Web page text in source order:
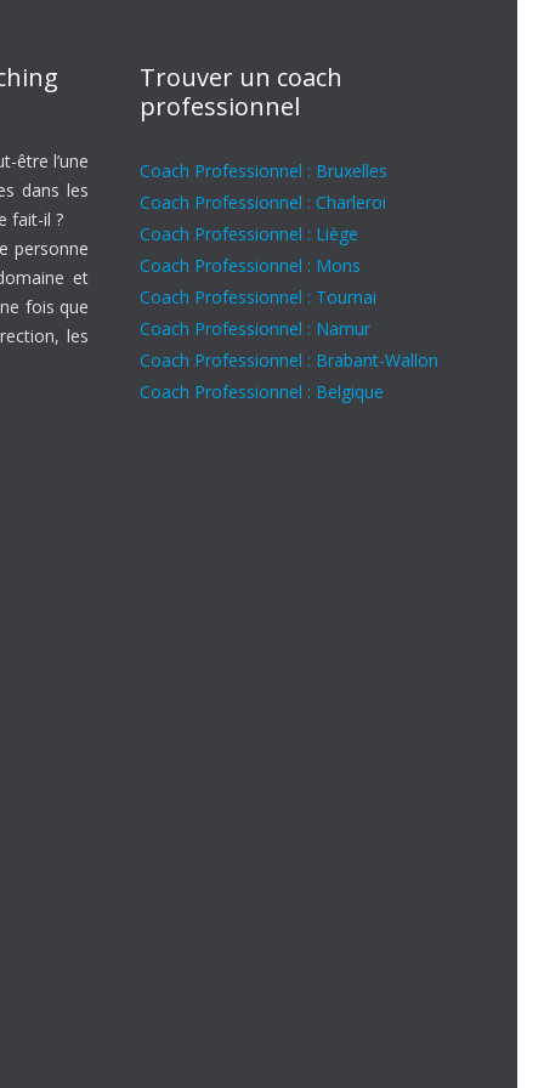
être l’une
dans les
fait-il ?
personne
et
fois que
les
Trouver un coach
professionnel
Coach Professionnel : Bruxelles
Coach Professionnel : Charleroi
Coach Professionnel : Liège
Coach Professionnel : Mons
Coach Professionnel : Tournai
Coach Professionnel : Namur
Coach Professionnel : Brabant-Wallon
Coach Professionnel : Belgique